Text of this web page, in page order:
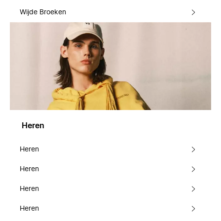
Wijde Broeken
Heren
Heren
Heren
Heren
Heren